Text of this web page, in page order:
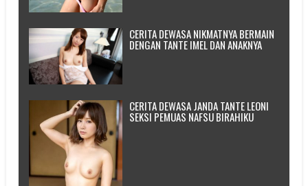
CERITA DEWASA NIKMATNYA BERMAIN
DENGAN TANTE IMEL DAN ANAKNYA
CERITA DEWASA JANDA TANTE LEONI
SEKSI PEMUAS NAFSU BIRAHIKU